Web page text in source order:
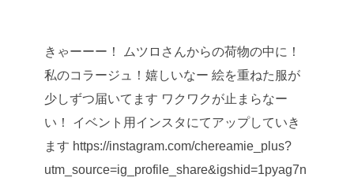
きゃーーー！
ムツロさんからの荷物の中に！
私のコラージュ！嬉しいなー 絵を重ねた服が
少しずつ届いてます ワクワクが止まらなー
い！
イベント用インスタにてアップしていき
ます https://instagram.com/chereamie_plus?
utm_source=ig_profile_share&igshid=1pyag7n